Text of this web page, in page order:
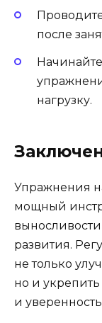
после
нагрузку.
Упражнения
мощный
развития.
не только
но и
и